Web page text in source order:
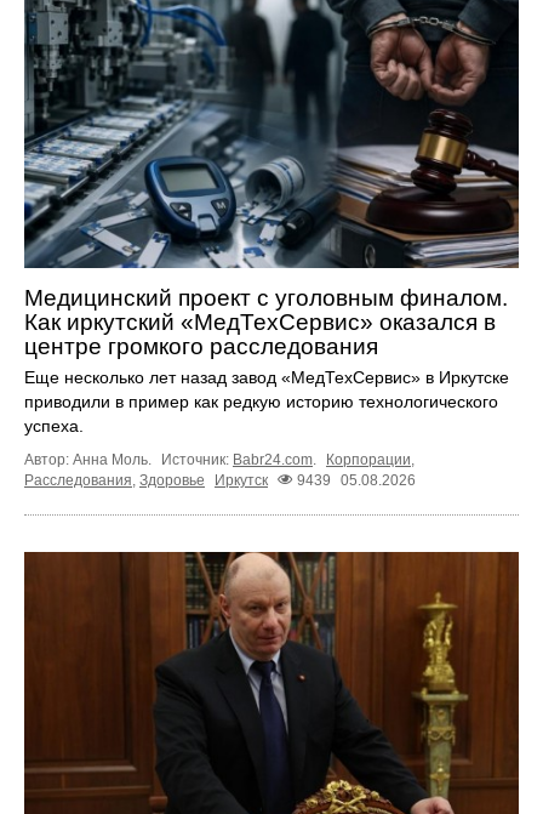
Медицинский проект с уголовным финалом.
Как иркутский «МедТехСервис» оказался в
центре громкого расследования
Еще несколько лет назад завод «МедТехСервис» в Иркутске
приводили в пример как редкую историю технологического
успеха.
Автор: Анна Моль. Источник: Babr24.com. Корпорации,
Расследования, Здоровье Иркутск 9439 05.08.2026